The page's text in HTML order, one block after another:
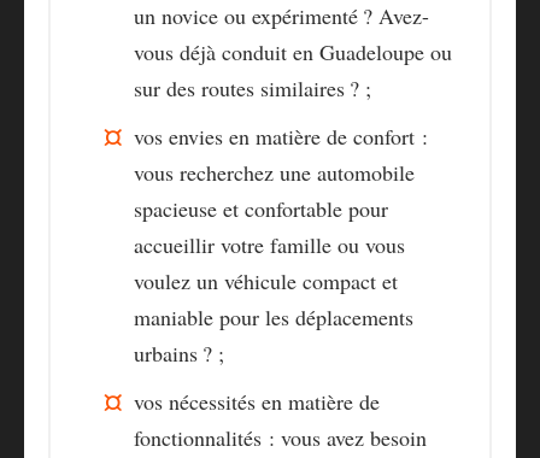
un novice ou expérimenté ? Avez-
vous déjà conduit en Guadeloupe ou
sur des routes similaires ? ;
vos envies en matière de confort :
vous recherchez une automobile
spacieuse et confortable pour
accueillir votre famille ou vous
voulez un véhicule compact et
maniable pour les déplacements
urbains ? ;
vos nécessités en matière de
fonctionnalités : vous avez besoin